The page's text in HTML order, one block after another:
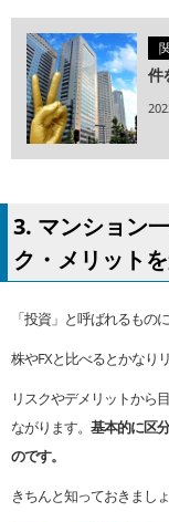
件
3. マンション
ク・メリット
「投資」と呼ばれるもの
株やFXと比べるとかなり
リスクやデメリットから
ながります。 基本的に区
のです。
きちんと知っておきましょ